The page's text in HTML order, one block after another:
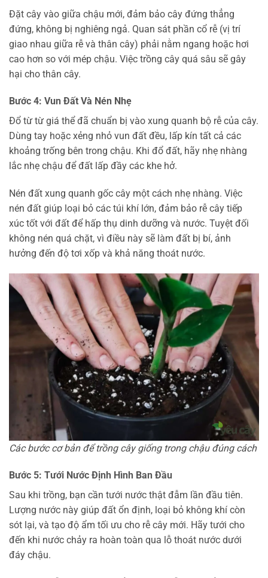
Đặt cây vào giữa chậu mới, đảm bảo cây đứng thẳng
đứng, không bị nghiêng ngả. Quan sát phần cổ rễ (vị trí
giao nhau giữa rễ và thân cây) phải nằm ngang hoặc hơi
cao hơn so với mép chậu. Việc trồng cây quá sâu sẽ gây
hại cho thân cây.
Bước 4: Vun Đất Và Nén Nhẹ
Đổ từ từ giá thể đã chuẩn bị vào xung quanh bộ rễ của cây.
Dùng tay hoặc xẻng nhỏ vun đất đều, lấp kín tất cả các
khoảng trống bên trong chậu. Khi đổ đất, hãy nhẹ nhàng
lắc nhẹ chậu để đất lấp đầy các khe hở.
Nén đất xung quanh gốc cây một cách nhẹ nhàng. Việc
nén đất giúp loại bỏ các túi khí lớn, đảm bảo rễ cây tiếp
xúc tốt với đất để hấp thụ dinh dưỡng và nước. Tuyệt đối
không nén quá chặt, vì điều này sẽ làm đất bị bí, ảnh
hưởng đến độ tơi xốp và khả năng thoát nước.
Các bước cơ bản để trồng cây giống trong chậu đúng cách
Bước 5: Tưới Nước Định Hình Ban Đầu
Sau khi trồng, bạn cần tưới nước thật đẫm lần đầu tiên.
Lượng nước này giúp đất ổn định, loại bỏ không khí còn
sót lại, và tạo độ ẩm tối ưu cho rễ cây mới. Hãy tưới cho
đến khi nước chảy ra hoàn toàn qua lỗ thoát nước dưới
đáy chậu.